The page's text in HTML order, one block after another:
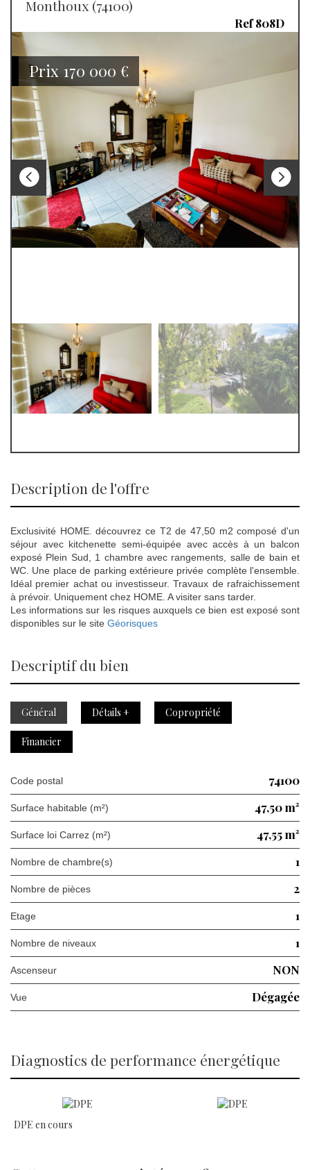
Monthoux (74100)
Ref 808D
Prix 170 000 €
description de l'offre
Exclusivité HOME. découvrez ce T2 de 47,50 m2 composé d'un
séjour avec kitchenette semi-équipée avec accès à un balcon
exposé Plein Sud, 1 chambre avec rangements, salle de bain et
WC. Une place de parking extérieure privée complète l'ensemble.
Idéal premier achat ou investisseur. Travaux de rafraichissement
à prévoir. Uniquement chez HOME. A visiter sans tarder.
Les informations sur les risques auxquels ce bien est exposé sont
disponibles sur le site Géorisques
descriptif du bien
Général Détails + Copropriété
Financier
Code postal 74100
Surface habitable (m²) 47,50 m²
Surface loi Carrez (m²) 47,55 m²
Nombre de chambre(s) 1
Nombre de pièces 2
Etage 1
Nombre de niveaux 1
Ascenseur NON
Vue Dégagée
diagnostics de performance énergétique
DPE en cours